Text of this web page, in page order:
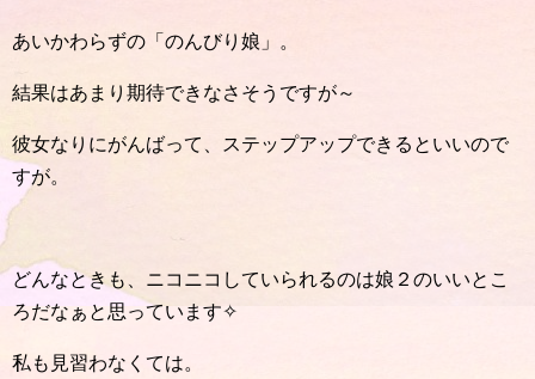
あいかわらずの「のんびり娘」。
結果はあまり期待できなさそうですが～
彼女なりにがんばって、ステップアップできるといいので
すが。
どんなときも、ニコニコしていられるのは娘２のいいとこ
ろだなぁと思っています✧
私も見習わなくては。